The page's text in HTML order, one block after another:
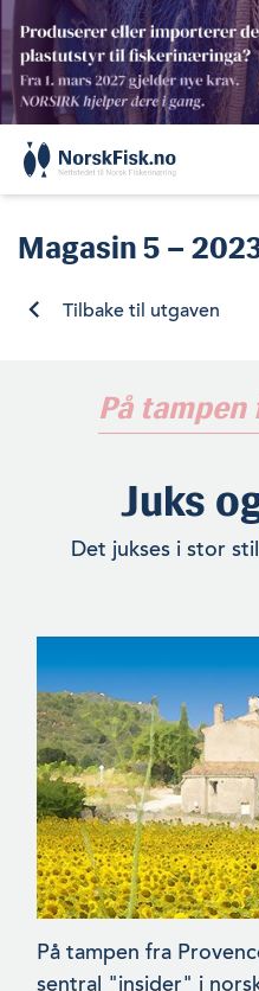
Skip
content
Magasin5 –
Tilbake til utgaven
På
Juks
Det jukses i stor
På tampen fra
sentral "insider" i